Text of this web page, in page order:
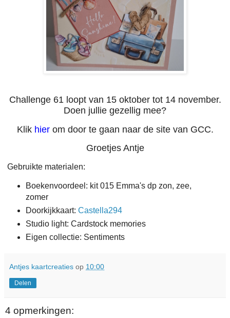
Challenge 61 loopt van 15 oktober tot 14 november.
Doen jullie gezellig mee?
Klik hierom door te gaan naar de site van GCC.
Groetjes Antje
Gebruikte materialen:
Boekenvoordeel: kit 015 Emma's dp zon, zee,
zomer
Doorkijkkaart: Castella294
Studio light: Cardstock memories
Eigen collectie: Sentiments
Antjes kaartcreaties op 10:00
Delen
4 opmerkingen: